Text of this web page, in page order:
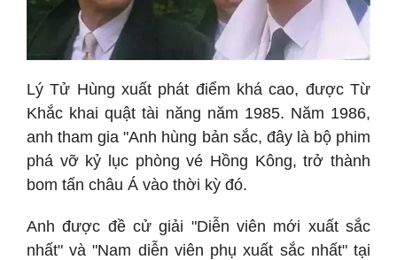
Lý Tử Hùng xuất phát điểm khá cao, được Từ
Khắc khai quật tài năng năm 1985. Năm 1986,
anh tham gia "Anh hùng bản sắc, đây là bộ phim
phá vỡ kỷ lục phòng vé Hồng Kông, trở thành
bom tấn châu Á vào thời kỳ đó.
Anh được đề cử giải "Diễn viên mới xuất sắc
nhất" và "Nam diễn viên phụ xuất sắc nhất" tại